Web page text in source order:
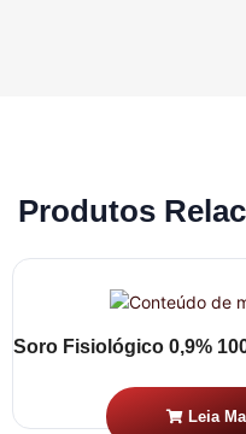
Produtos
Soro Fisiológico 0,9%
Leia